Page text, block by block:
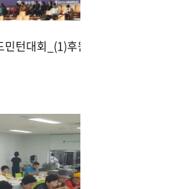
턴대회_(1)후원사 참여